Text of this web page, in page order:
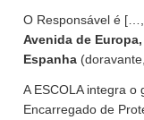
O Responsável é
Avenida de
Espanha
A ESCOLA integra o
Encarregado de